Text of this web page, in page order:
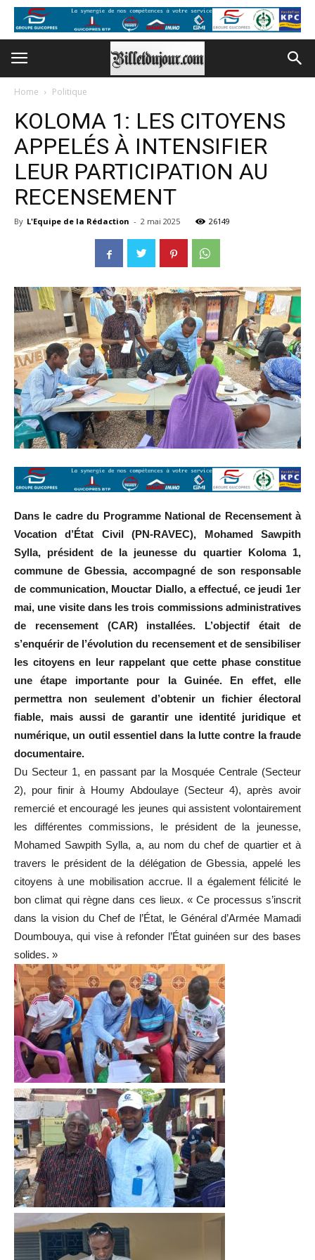
Home Politique
KOLOMA 1: LES CITOYENS
APPELÉS À INTENSIFIER
LEUR PARTICIPATION AU
RECENSEMENT
By L'Equipe de la Rédaction - 2 mai 2025 26149
Dans le cadre du Programme National de Recensement à
Vocation d’État Civil (PN-RAVEC), Mohamed Sawpith
Sylla, président de la jeunesse du quartier Koloma 1,
commune de Gbessia, accompagné de son responsable
de communication, Mouctar Diallo, a effectué, ce jeudi 1er
mai, une visite dans les trois commissions administratives
de recensement (CAR) installées. L’objectif était de
s’enquérir de l’évolution du recensement et de sensibiliser
les citoyens en leur rappelant que cette phase constitue
une étape importante pour la Guinée. En effet, elle
permettra non seulement d’obtenir un fichier électoral
fiable, mais aussi de garantir une identité juridique et
numérique, un outil essentiel dans la lutte contre la fraude
documentaire.
Du Secteur 1, en passant par la Mosquée Centrale (Secteur
2), pour finir à Houmy Abdoulaye (Secteur 4), après avoir
remercié et encouragé les jeunes qui assistent volontairement
les différentes commissions, le président de la jeunesse,
Mohamed Sawpith Sylla, a, au nom du chef de quartier et à
travers le président de la délégation de Gbessia, appelé les
citoyens à une mobilisation accrue. Il a également félicité le
bon climat qui règne dans ces lieux. « Ce processus s’inscrit
dans la vision du Chef de l’État, le Général d’Armée Mamadi
Doumbouya, qui vise à refonder l’État guinéen sur des bases
solides. »